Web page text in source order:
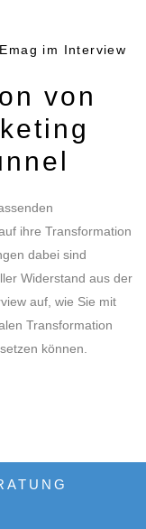
im Interview
von
ihre Transformation
dabei sind
Widerstand aus der
auf, wie Sie mit
Transformation
können.